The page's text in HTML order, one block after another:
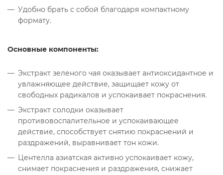
Удобно брать с собой благодаря компактному
формату.
Основные компоненты:
Экстракт зеленого чая оказывает антиоксидантное и
увлажняющее действие, защищает кожу от
свободных радикалов и успокаивает покраснения.
Экстракт солодки оказывает
противовоспалительное и успокаивающее
действие, способствует снятию покраснений и
раздражений, выравнивает тон кожи.
Центелла азиатская активно успокаивает кожу,
снимает покраснения и раздражения, снижает